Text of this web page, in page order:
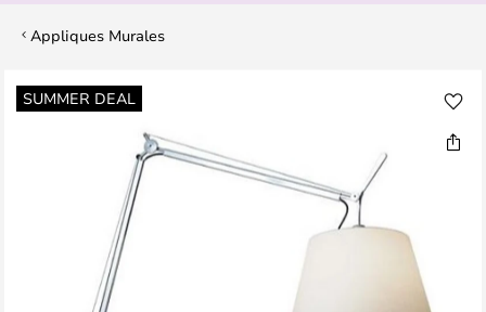
Appliques Murales
SUMMER DEAL
Skip
to